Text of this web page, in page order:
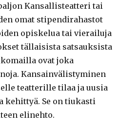
Kansallisteatteri tai
omat stipendirahastot
opiskelua tai vierailuja
tällaisista satsauksista
ovat joka
Kansainvälistyminen
teatterille tilaa ja uusia
kehittyä. Se on tiukasti
elinehto.